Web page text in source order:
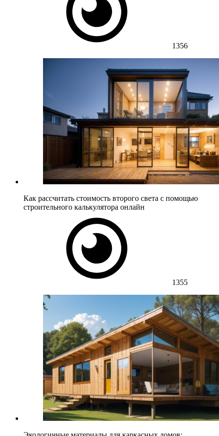
1356
Как рассчитать стоимость второго света с помощью
строительного калькулятора онлайн
1355